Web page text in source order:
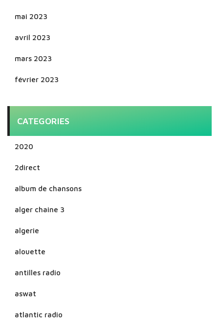
mai 2023
avril 2023
mars 2023
février 2023
CATEGORIES
2020
2direct
album de chansons
alger chaine 3
algerie
alouette
antilles radio
aswat
atlantic radio